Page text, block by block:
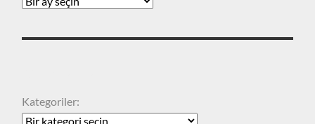
Kategoriler: